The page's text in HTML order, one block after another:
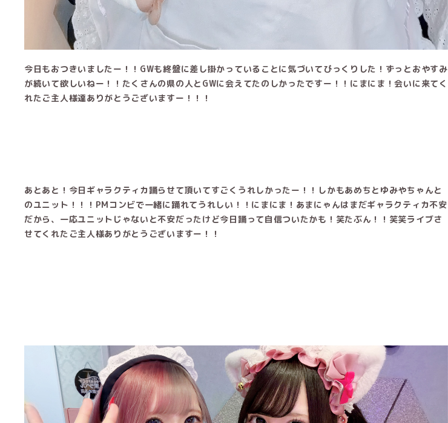
今日もおつきいましたー！！GWも終盤に差し掛かっていることに気づいてびっくりした！ずっとおやすみ
が続いて欲しいねー！！たくさんの県の人とGWに会えてたのしかったですー！！にまにま！会いに来てく
れたご主人様達ありがとうございますー！！！
あとあと！今日ギャラクティカ踊らせて頂いてすごくうれしかったー！！しかもあめちとゆみやちゃんと
のユニット！！！PMコンビで一緒に踊れてうれしい！！にまにま！あまにゃんはまだギャラクティカ不安
だから、一応ユニットじゃないと不安だったけど今日踊って自信ついたかも！笑たぶん！！笑笑ライブさ
せてくれたご主人様ありがとうございますー！！